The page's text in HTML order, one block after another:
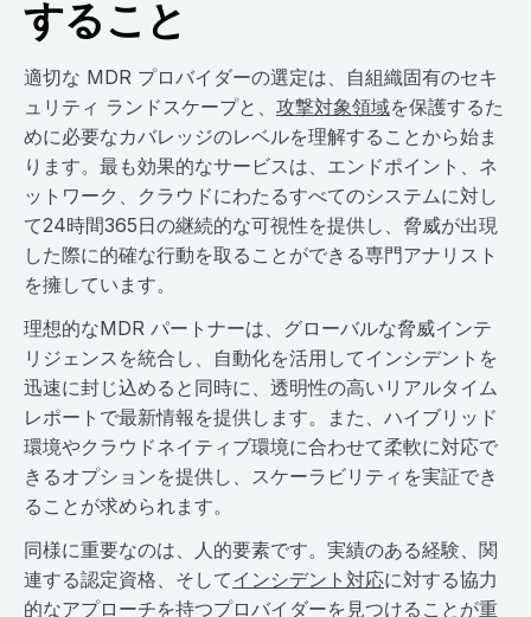
すること
適切な MDR プロバイダーの選定は、自組織固有のセキ
ュリティ ランドスケープと、 攻撃対象領域を保護するた
めに必要なカバレッジのレベルを理解することから始ま
ります。最も効果的なサービスは、エンドポイント、ネ
ットワーク、クラウドにわたるすべてのシステムに対し
て24時間365日の継続的な可視性を提供し、脅威が出現
した際に的確な行動を取ることができる専門アナリスト
を擁しています。
理想的なMDR パートナーは、グローバルな脅威インテ
リジェンスを統合し、自動化を活用してインシデントを
迅速に封じ込めると同時に、透明性の高いリアルタイム
レポートで最新情報を提供します。また、ハイブリッド
環境やクラウドネイティブ環境に合わせて柔軟に対応で
きるオプションを提供し、スケーラビリティを実証でき
ることが求められます。
同様に重要なのは、人的要素です。実績のある経験、関
連する認定資格、そしてインシデント対応に対する協力
的なアプローチを持つプロバイダーを見つけることが重